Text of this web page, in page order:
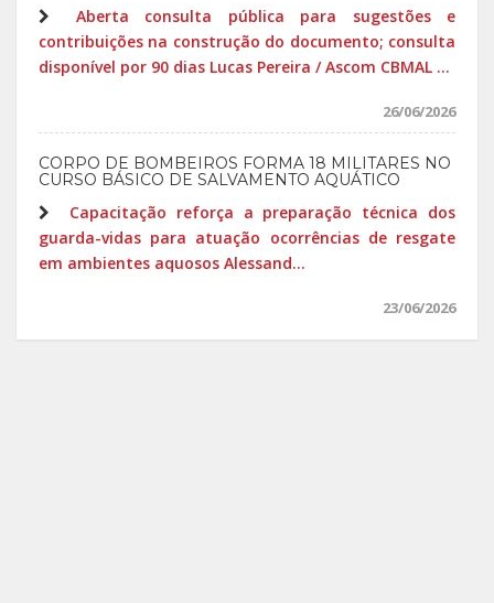
Aberta consulta pública para sugestões e
contribuições na construção do documento; consulta
disponível por 90 dias Lucas Pereira / Ascom CBMAL ...
26/06/2026
CORPO DE BOMBEIROS FORMA 18 MILITARES NO
CURSO BÁSICO DE SALVAMENTO AQUÁTICO
Capacitação reforça a preparação técnica dos
guarda-vidas para atuação ocorrências de resgate
em ambientes aquosos Alessand...
23/06/2026